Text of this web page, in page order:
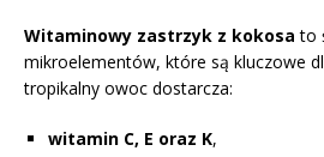
Witaminowy zastrzyk z kokosa to
mikroelementów, które są kluczowe
tropikalny owoc dostarcza:
witamin C, E oraz K,